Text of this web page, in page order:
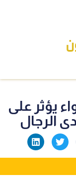
يؤثر على
الرجال